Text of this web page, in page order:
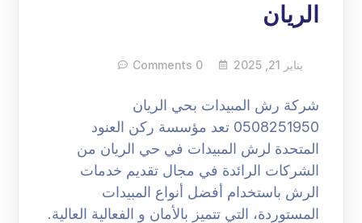
الريان
يناير 21, 2025 0 Comments
شركة رش المبيدات بحي الريان
0508251950 تعد مؤسسة ركن العنود
المتحدة لرش المبيدات في حي الريان من
الشركات الرائدة في مجال تقديم خدمات
الرش باستخدام أفضل أنواع المبيدات
المستوردة، التي تتميز بالأمان و الفعالية العالية.